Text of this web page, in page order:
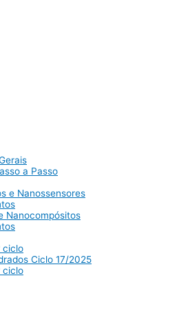
a Passo
e Nanossensores
Nanocompósitos
ciclo
Ciclo 17/2025
ciclo